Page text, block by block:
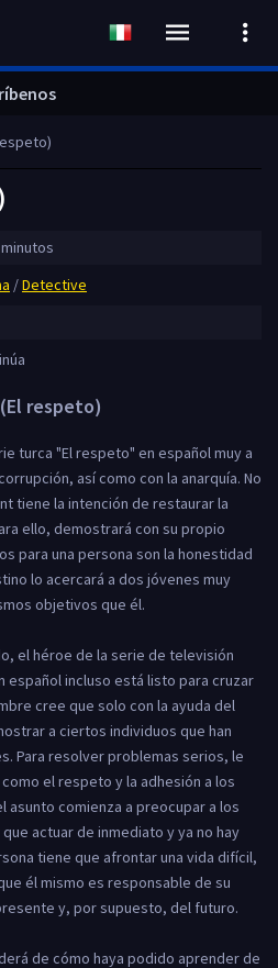
/Detective
respeto)
turca "El respeto" en español muy a
así como con la anarquía. No
tiene la intención de restaurar la
ello, demostrará con su propio
para una persona son la honestidad
lo acercará a dos jóvenes muy
objetivos que él.
el héroe de la serie de televisión
español incluso está listo para cruzar
cree que solo con la ayuda del
a ciertos individuos que han
Para resolver problemas serios, le
el respeto y la adhesión a los
asunto comienza a preocupar a los
actuar de inmediato y ya no hay
tiene que afrontar una vida difícil,
él mismo es responsable de su
y, por supuesto, del futuro.
de cómo haya podido aprender de